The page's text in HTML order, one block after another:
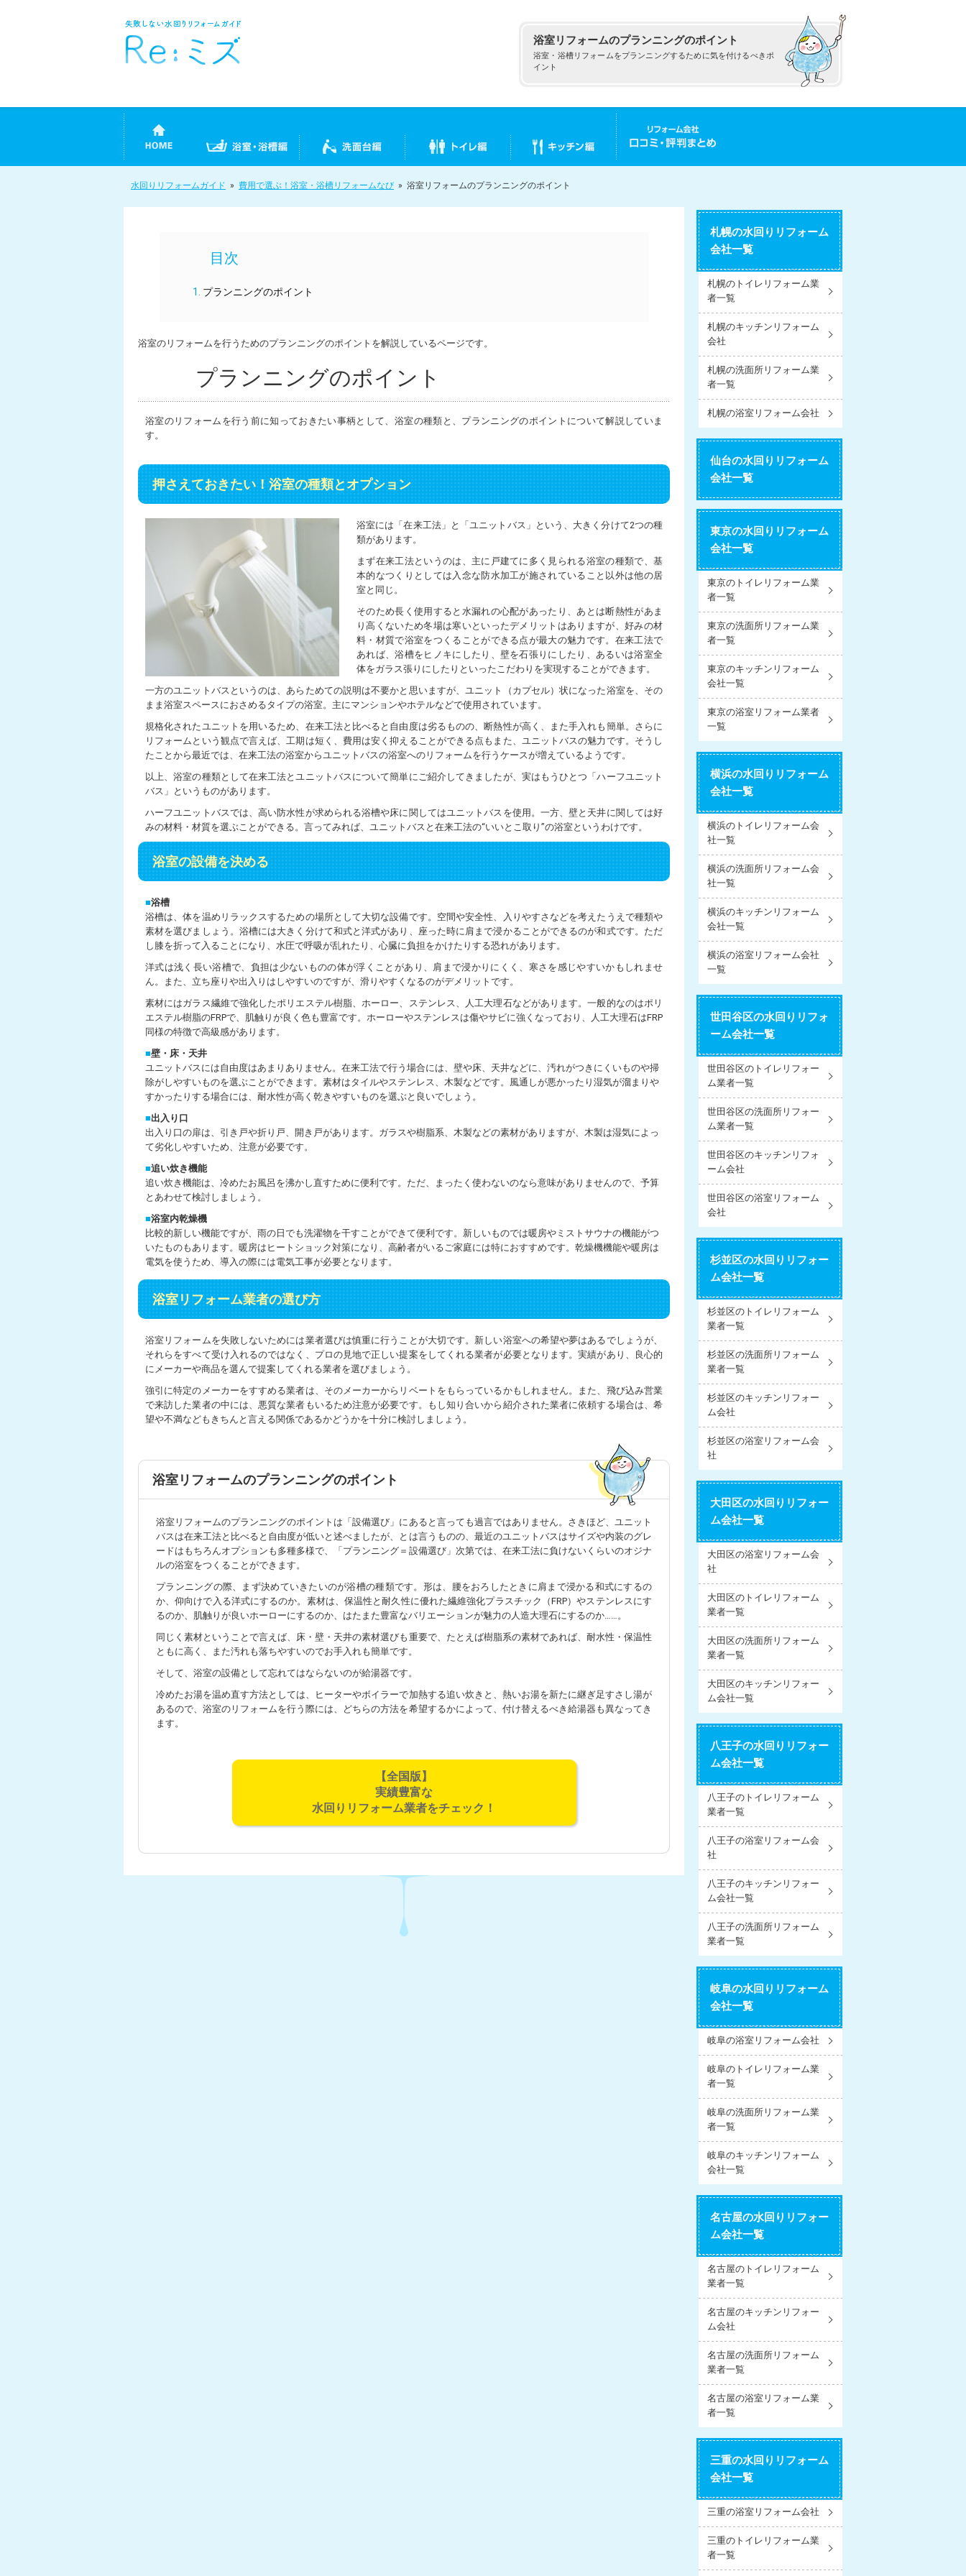
浴室リフォームのプランニングのポイント
浴室・浴槽リフォームをプランニングするために気を付けるべきポ
イント
水回りリフォームガイド » 費用で選ぶ！浴室・浴槽リフォームなび » 浴室リフォームのプランニングのポイント
プランニングのポイント
浴室のリフォームを行うためのプランニングのポイントを解説しているページです。
プランニングのポイント
浴室のリフォームを行う前に知っておきたい事柄として、浴室の種類と、プランニングのポイントについて解説していま
す。
押さえておきたい！浴室の種類とオプション
浴室には「在来工法」と「ユニットバス」という、大きく分けて2つの種
類があります。
まず在来工法というのは、主に戸建てに多く見られる浴室の種類で、基
本的なつくりとしては入念な防水加工が施されていること以外は他の居
室と同じ。
そのため長く使用すると水漏れの心配があったり、あとは断熱性があま
り高くないため冬場は寒いといったデメリットはありますが、好みの材
料・材質で浴室をつくることができる点が最大の魅力です。在来工法で
あれば、浴槽をヒノキにしたり、壁を石張りにしたり、あるいは浴室全
体をガラス張りにしたりといったこだわりを実現することができます。
一方のユニットバスというのは、あらためての説明は不要かと思いますが、ユニット（カプセル）状になった浴室を、その
まま浴室スペースにおさめるタイプの浴室。主にマンションやホテルなどで使用されています。
規格化されたユニットを用いるため、在来工法と比べると自由度は劣るものの、断熱性が高く、また手入れも簡単。さらに
リフォームという観点で言えば、工期は短く、費用は安く抑えることができる点もまた、ユニットバスの魅力です。そうし
たことから最近では、在来工法の浴室からユニットバスの浴室へのリフォームを行うケースが増えているようです。
以上、浴室の種類として在来工法とユニットバスについて簡単にご紹介してきましたが、実はもうひとつ「ハーフユニット
バス」というものがあります。
ハーフユニットバスでは、高い防水性が求められる浴槽や床に関してはユニットバスを使用。一方、壁と天井に関しては好
みの材料・材質を選ぶことができる。言ってみれば、ユニットバスと在来工法の“いいとこ取り”の浴室というわけです。
浴室の設備を決める
■浴槽
浴槽は、体を温めリラックスするための場所として大切な設備です。空間や安全性、入りやすさなどを考えたうえで種類や
素材を選びましょう。浴槽には大きく分けて和式と洋式があり、座った時に肩まで浸かることができるのが和式です。ただ
し膝を折って入ることになり、水圧で呼吸が乱れたり、心臓に負担をかけたりする恐れがあります。
洋式は浅く長い浴槽で、負担は少ないものの体が浮くことがあり、肩まで浸かりにくく、寒さを感じやすいかもしれませ
ん。また、立ち座りや出入りはしやすいのですが、滑りやすくなるのがデメリットです。
素材にはガラス繊維で強化したポリエステル樹脂、ホーロー、ステンレス、人工大理石などがあります。一般的なのはポリ
エステル樹脂のFRPで、肌触りが良く色も豊富です。ホーローやステンレスは傷やサビに強くなっており、人工大理石はFRP
同様の特徴で高級感があります。
■壁・床・天井
ユニットバスには自由度はあまりありません。在来工法で行う場合には、壁や床、天井などに、汚れがつきにくいものや掃
除がしやすいものを選ぶことができます。素材はタイルやステンレス、木製などです。風通しが悪かったり湿気が溜まりや
すかったりする場合には、耐水性が高く乾きやすいものを選ぶと良いでしょう。
■出入り口
出入り口の扉は、引き戸や折り戸、開き戸があります。ガラスや樹脂系、木製などの素材がありますが、木製は湿気によっ
て劣化しやすいため、注意が必要です。
■追い炊き機能
追い炊き機能は、冷めたお風呂を沸かし直すために便利です。ただ、まったく使わないのなら意味がありませんので、予算
とあわせて検討しましょう。
■浴室内乾燥機
比較的新しい機能ですが、雨の日でも洗濯物を干すことができて便利です。新しいものでは暖房やミストサウナの機能がつ
いたものもあります。暖房はヒートショック対策になり、高齢者がいるご家庭には特におすすめです。乾燥機機能や暖房は
電気を使うため、導入の際には電気工事が必要となります。
浴室リフォーム業者の選び方
浴室リフォームを失敗しないためには業者選びは慎重に行うことが大切です。新しい浴室への希望や夢はあるでしょうが、
それらをすべて受け入れるのではなく、プロの見地で正しい提案をしてくれる業者が必要となります。実績があり、良心的
にメーカーや商品を選んで提案してくれる業者を選びましょう。
強引に特定のメーカーをすすめる業者は、そのメーカーからリベートをもらっているかもしれません。また、飛び込み営業
で来訪した業者の中には、悪質な業者もいるため注意が必要です。もし知り合いから紹介された業者に依頼する場合は、希
望や不満などもきちんと言える関係であるかどうかを十分に検討しましょう。
浴室リフォームのプランニングのポイント
浴室リフォームのプランニングのポイントは「設備選び」にあると言っても過言ではありません。さきほど、ユニット
バスは在来工法と比べると自由度が低いと述べましたが、とは言うものの、最近のユニットバスはサイズや内装のグレ
ードはもちろんオプションも多種多様で、「プランニング＝設備選び」次第では、在来工法に負けないくらいのオジナ
ルの浴室をつくることができます。
プランニングの際、まず決めていきたいのが浴槽の種類です。形は、腰をおろしたときに肩まで浸かる和式にするの
か、仰向けで入る洋式にするのか。素材は、保温性と耐久性に優れた繊維強化プラスチック（FRP）やステンレスにす
るのか、肌触りが良いホーローにするのか、はたまた豊富なバリエーションが魅力の人造大理石にするのか……。
同じく素材ということで言えば、床・壁・天井の素材選びも重要で、たとえば樹脂系の素材であれば、耐水性・保温性
ともに高く、また汚れも落ちやすいのでお手入れも簡単です。
そして、浴室の設備として忘れてはならないのが給湯器です。
冷めたお湯を温め直す方法としては、ヒーターやボイラーで加熱する追い炊きと、熱いお湯を新たに継ぎ足すさし湯が
あるので、浴室のリフォームを行う際には、どちらの方法を希望するかによって、付け替えるべき給湯器も異なってき
ます。
【全国版】
実績豊富な
水回りリフォーム業者をチェック！
札幌の水回りリフォーム
会社一覧
札幌のトイレリフォーム業
者一覧
札幌のキッチンリフォーム
会社
札幌の洗面所リフォーム業
者一覧
札幌の浴室リフォーム会社
仙台の水回りリフォーム
会社一覧
東京の水回りリフォーム
会社一覧
東京のトイレリフォーム業
者一覧
東京の洗面所リフォーム業
者一覧
東京のキッチンリフォーム
会社一覧
東京の浴室リフォーム業者
一覧
横浜の水回りリフォーム
会社一覧
横浜のトイレリフォーム会
社一覧
横浜の洗面所リフォーム会
社一覧
横浜のキッチンリフォーム
会社一覧
横浜の浴室リフォーム会社
一覧
世田谷区の水回りリフォ
ーム会社一覧
世田谷区のトイレリフォー
ム業者一覧
世田谷区の洗面所リフォー
ム業者一覧
世田谷区のキッチンリフォ
ーム会社
世田谷区の浴室リフォーム
会社
杉並区の水回りリフォー
ム会社一覧
杉並区のトイレリフォーム
業者一覧
杉並区の洗面所リフォーム
業者一覧
杉並区のキッチンリフォー
ム会社
杉並区の浴室リフォーム会
社
大田区の水回りリフォー
ム会社一覧
大田区の浴室リフォーム会
社
大田区のトイレリフォーム
業者一覧
大田区の洗面所リフォーム
業者一覧
大田区のキッチンリフォー
ム会社一覧
八王子の水回りリフォー
ム会社一覧
八王子のトイレリフォーム
業者一覧
八王子の浴室リフォーム会
社
八王子のキッチンリフォー
ム会社一覧
八王子の洗面所リフォーム
業者一覧
岐阜の水回りリフォーム
会社一覧
岐阜の浴室リフォーム会社
岐阜のトイレリフォーム業
者一覧
岐阜の洗面所リフォーム業
者一覧
岐阜のキッチンリフォーム
会社一覧
名古屋の水回りリフォー
ム会社一覧
名古屋のトイレリフォーム
業者一覧
名古屋のキッチンリフォー
ム会社
名古屋の洗面所リフォーム
業者一覧
名古屋の浴室リフォーム業
者一覧
三重の水回りリフォーム
会社一覧
三重の浴室リフォーム会社
三重のトイレリフォーム業
者一覧